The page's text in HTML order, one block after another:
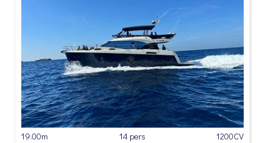
19.00m 14 pers 1200CV